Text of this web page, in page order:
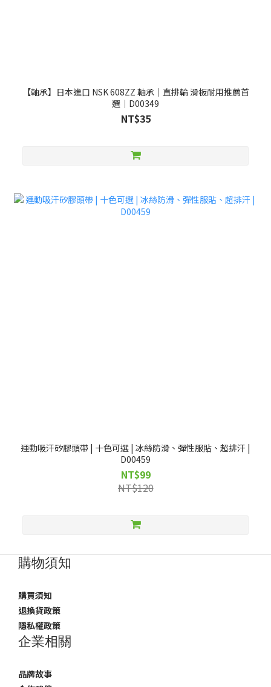
【軸承】日本進口 NSK 608ZZ 軸承｜直排輪 滑板耐用推薦首
選｜D00349
NT$35
運動吸汗矽膠頭帶 | 十色可選 | 冰絲防滑、彈性服貼、超排汗 |
D00459
NT$99
NT$120
購物須知
購買須知
退換貨政策
隱私權政策
企業相關
品牌故事